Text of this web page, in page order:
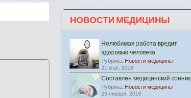
НОВОСТИ МЕДИЦИНЫ
Нелюбимая работа вредит
здоровью человека
Рубрика: Новости медицины
21 мая, 2018
Составлен медицинский сонник
Рубрика: Новости медицины
29 января, 2018